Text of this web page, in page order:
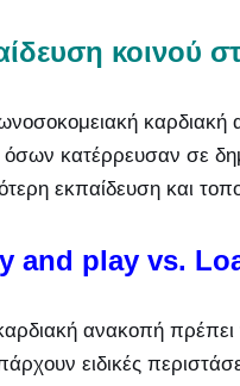
κοινού
κατέρρευσαν σε
εκπαίδευση και
and play vs.
ανακοπή πρέπει
ειδικές